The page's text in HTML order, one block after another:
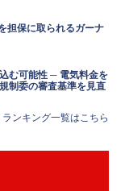
担保に取られるガーナ
む可能性 ─ 電気料金を
制委の審査基準を見直
ランキング一覧はこちら